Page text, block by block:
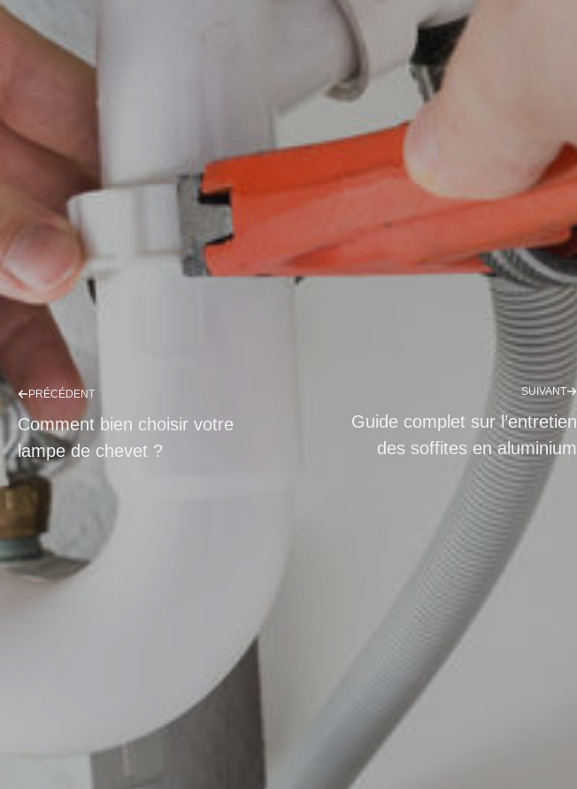
PRÉCÉDENT
Comment bien choisir votre
lampe de chevet ?
SUIVANT
Guide complet sur l’entretien
des soffites en aluminium